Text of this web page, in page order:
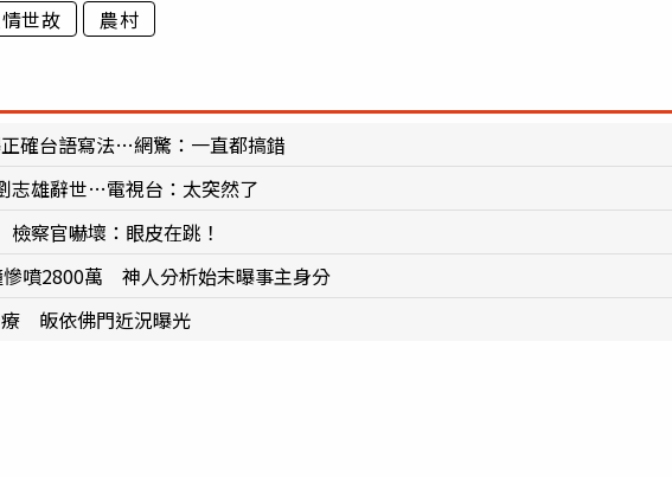
世故 農村
確台語寫法…網驚：一直都搞錯
雄辭世…電視台：太突然了
察官嚇壞：眼皮在跳！
噴2800萬 神人分析始末曝事主身分
療 皈依佛門近況曝光